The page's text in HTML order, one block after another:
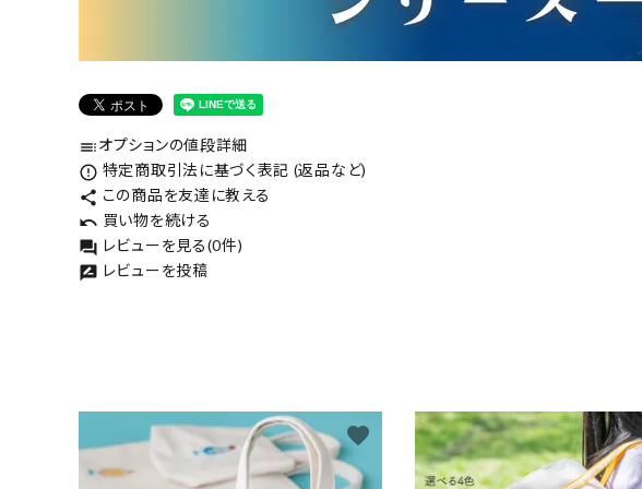
tocオプションの値段詳細
error_outline 特定商取引法に基づく表記 (返品など)
share この商品を友達に教える
undo 買い物を続ける
forum レビューを見る(0件)
rate_review レビューを投稿
favorite